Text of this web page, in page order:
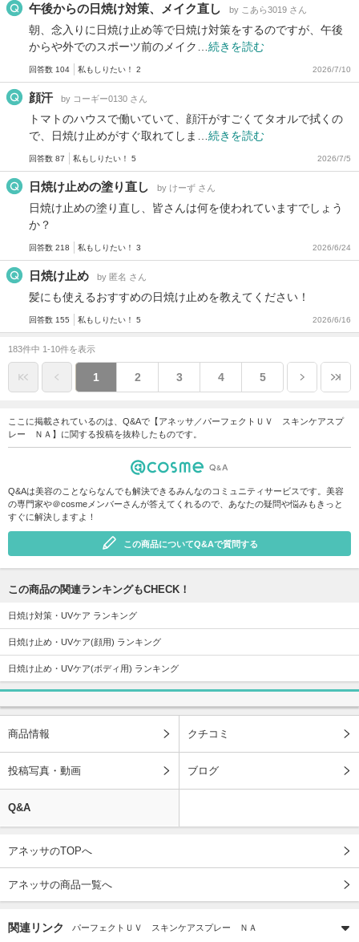
午後からの日焼け対策、メイク直し by こあら3019 さん
朝、念入りに日焼け止め等で日焼け対策をするのですが、午後
からや外でのスポーツ前のメイク… 続きを読む
回答数 104 私もしりたい！ 2 2026/7/10
顔汗 by コーギー0130 さん
トマトのハウスで働いていて、顔汗がすごくてタオルで拭くの
で、日焼け止めがすぐ取れてしま… 続きを読む
回答数 87 私もしりたい！ 5 2026/7/5
日焼け止めの塗り直し by けーず さん
日焼け止めの塗り直し、皆さんは何を使われていますでしょう
か？
回答数 218 私もしりたい！ 3 2026/6/24
日焼け止め by 匿名 さん
髪にも使えるおすすめの日焼け止めを教えてください！
回答数 155 私もしりたい！ 5 2026/6/16
183件中 1-10件を表示
1 2 3 4 5
ここに掲載されているのは、Q&Aで【アネッサ／パーフェクトＵＶ スキンケアスプ
レー ＮＡ】に関する投稿を抜粋したものです。
Q&Aは美容のことならなんでも解決できるみんなのコミュニティサービスです。美容
の専門家や＠cosmeメンバーさんが答えてくれるので、あなたの疑問や悩みもきっと
すぐに解決しますよ！
この商品についてQ&Aで質問する
この商品の関連ランキングもCHECK！
日焼け対策・UVケア ランキング
日焼け止め・UVケア(顔用) ランキング
日焼け止め・UVケア(ボディ用) ランキング
商品情報 クチコミ
投稿写真・動画 ブログ
Q&A
アネッサのTOPへ
アネッサの商品一覧へ
関連リンク パーフェクトＵＶ スキンケアスプレー ＮＡ